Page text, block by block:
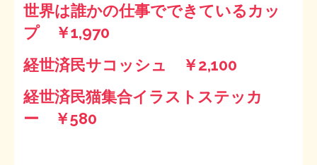
世界は誰かの仕事でできているカッ
プ ￥1,970
経世済民サコッシュ ￥2,100
経世済民猫集合イラストステッカ
ー ￥580